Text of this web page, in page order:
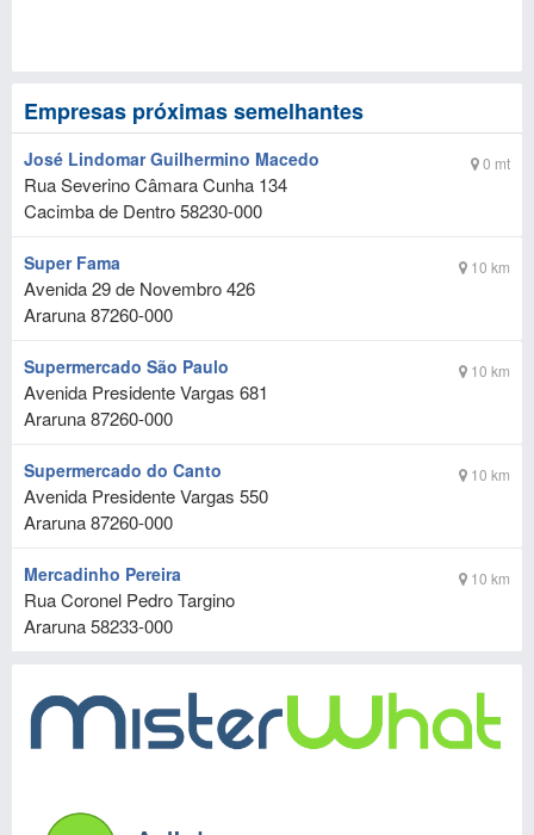
Empresas próximas semelhantes
0 mt
José Lindomar Guilhermino Macedo
Rua Severino Câmara Cunha 134
Cacimba de Dentro58230-000
10 km
Super Fama
Avenida 29 de Novembro 426
Araruna87260-000
10 km
Supermercado São Paulo
Avenida Presidente Vargas 681
Araruna87260-000
10 km
Supermercado do Canto
Avenida Presidente Vargas 550
Araruna87260-000
10 km
Mercadinho Pereira
Rua Coronel Pedro Targino
Araruna58233-000